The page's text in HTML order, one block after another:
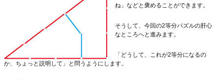
ね」などと褒めることができます。
そうして、今回の2等分パズルの肝心
なところへと進みます。
「どうして、これが2等分になるの
か、ちょっと説明して」と問うようにします。